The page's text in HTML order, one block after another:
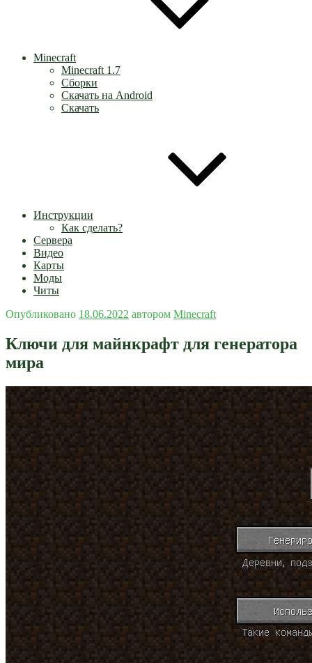
Minecraft
Minecraft 1.7
Сборки
Скачать на Android
Скачать
Инструкции
Как сделать?
Сервера
Видео
Карты
Моды
Читы
Опубликовано 18.06.2022 автором Minecraft
Ключи для майнкрафт для генератора
мира